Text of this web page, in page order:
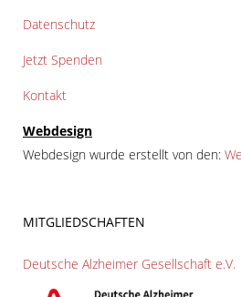
Datenschutz
Jetzt Spenden
Kontakt
Webdesign
Webdesign wurde erstellt von den:
MITGLIEDSCHAFTEN
Deutsche Alzheimer Gesellschaft e.V.